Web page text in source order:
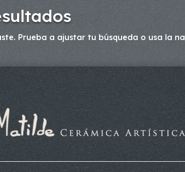
Prueba a ajustar tu búsqueda o usa la